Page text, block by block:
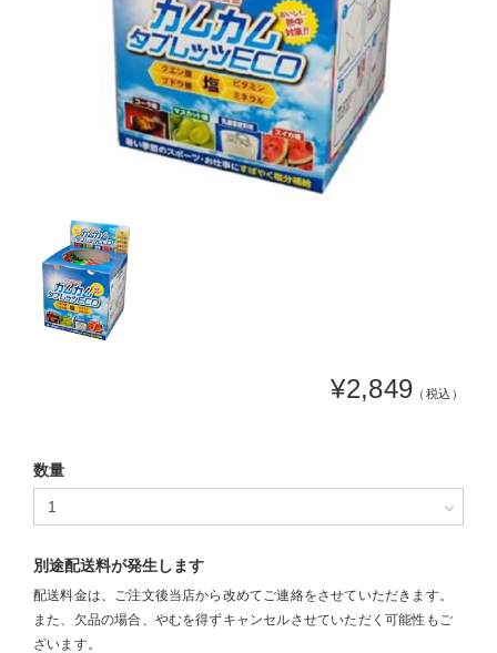
¥2,849 （税込）
数量
別途配送料が発生します
配送料金は、ご注文後当店から改めてご連絡をさせていただきます。
また、欠品の場合、やむを得ずキャンセルさせていただく可能性もご
ざいます。